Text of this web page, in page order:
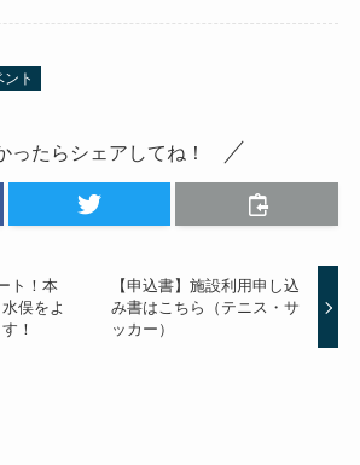
ント
ったらシェアしてね！
ト！本
俣をよ
！
【申込書】施設利用申し込
み書はこちら（テニス・サ
ッカー）